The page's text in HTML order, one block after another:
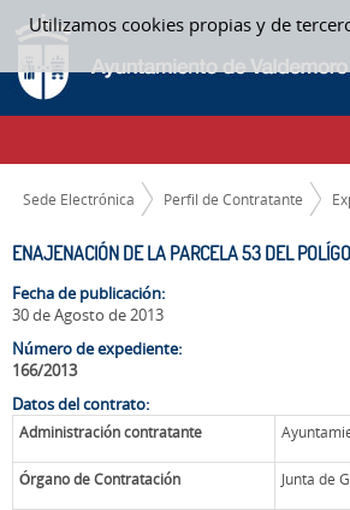
Utilizamos cookies propias y de
Saltar al contenido
ENAJENACIÓN DE LA PARCELA 53 DEL
CAMINO DE MIGAS
Sede Electrónica Perfil de Contratante
ENAJENACIÓN DE LA PARCELA 53 DEL
Fecha de publicación:
30 de Agosto de 2013
Número de expediente:
166/2013
Datos del contrato:
Administración contratante
Órgano de Contratación Junta de